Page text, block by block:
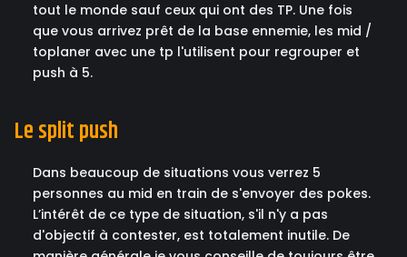
tout le monde sauf ceux qui ont des TP. Une fois
que vous arrivez prêt de la base ennemie, les mid /
toplaner avec une tp l'utilisent pour regrouper et
push à 5.
Le split push
Dans beaucoup de situations vous verrez 5
personnes au mid en train de s'envoyer des pokes.
L’intérêt de ce type de situation, s'il n'y a pas
d'objectif à contester, est totalement inutile. De